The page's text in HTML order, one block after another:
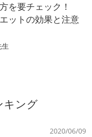
を要チェック！
ットの効果と注意
生
キング
2020/06/09